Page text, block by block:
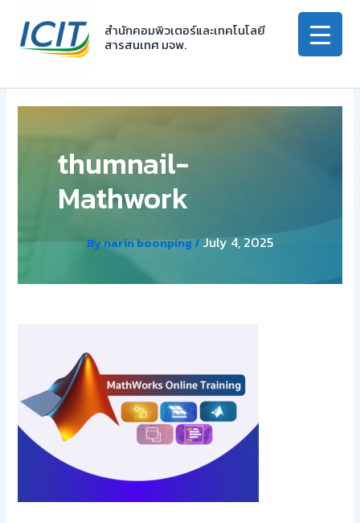
content
สำนักคอมพิวเตอร์และเทคโนโลยี
สารสนเทศ มจพ.
thumnail-
Mathwork
Bynarin boonping/July 4, 2025